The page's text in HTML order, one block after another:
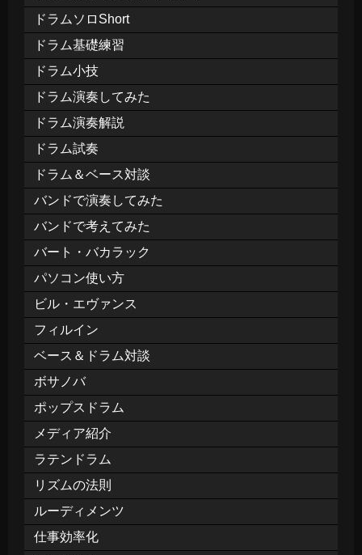
ドラムソロShort
ドラム基礎練習
ドラム小技
ドラム演奏してみた
ドラム演奏解説
ドラム試奏
ドラム＆ベース対談
バンドで演奏してみた
バンドで考えてみた
バート・バカラック
パソコン使い方
ビル・エヴァンス
フィルイン
ベース＆ドラム対談
ボサノバ
ポップスドラム
メディア紹介
ラテンドラム
リズムの法則
ルーディメンツ
仕事効率化